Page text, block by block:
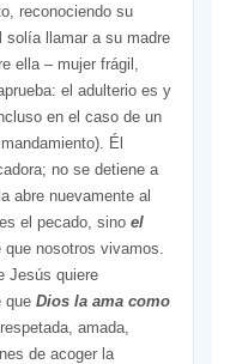
reconociendo su
solía llamar a su madre
ella – mujer frágil,
el adulterio es y
en el caso de un
Él
no se detiene a
abre nuevamente al
el pecado, sino el
nosotros vivamos.
Jesús quiere
que Dios la ama como
amada,
de acoger la